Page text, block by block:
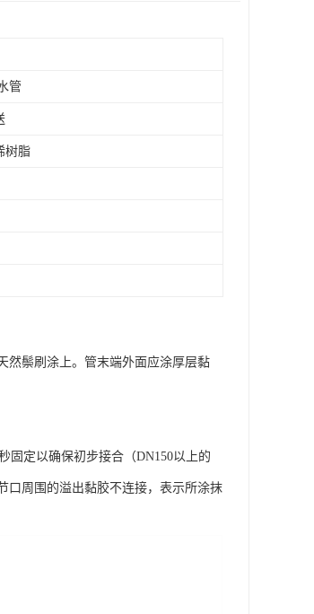
管
树脂
然鬃刷涂上。管末端外面应涂厚层黏
固定以确保初步接合（DN150以上的
口周围的溢出黏胶不连接，表示所涂抹